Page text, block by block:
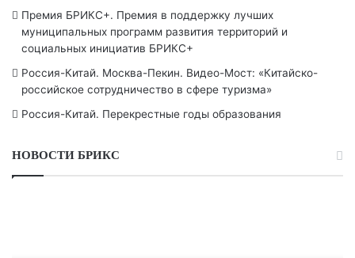
Премия БРИКС+. Премия в поддержку лучших
муниципальных программ развития территорий и
социальных инициатив БРИКС+
Россия-Китай. Москва-Пекин. Видео-Мост: «Китайско-
российское сотрудничество в сфере туризма»
Россия-Китай. Перекрестные годы образования
НОВОСТИ БРИКС